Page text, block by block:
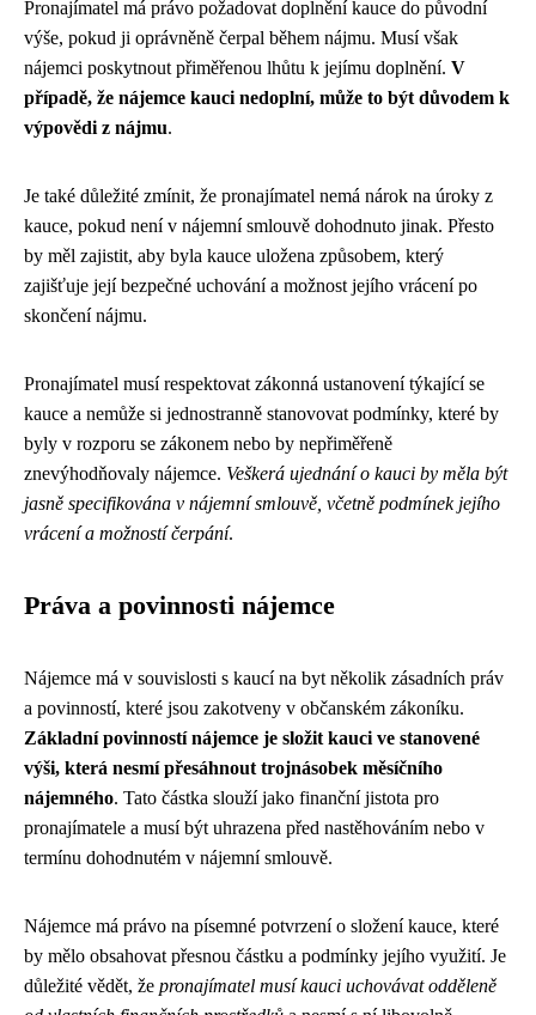
Pronajímatel má právo požadovat doplnění kauce do původní
výše, pokud ji oprávněně čerpal během nájmu. Musí však
nájemci poskytnout přiměřenou lhůtu k jejímu doplnění. V
případě, že nájemce kauci nedoplní, může to být důvodem k
výpovědi z nájmu.
Je také důležité zmínit, že pronajímatel nemá nárok na úroky z
kauce, pokud není v nájemní smlouvě dohodnuto jinak. Přesto
by měl zajistit, aby byla kauce uložena způsobem, který
zajišťuje její bezpečné uchování a možnost jejího vrácení po
skončení nájmu.
Pronajímatel musí respektovat zákonná ustanovení týkající se
kauce a nemůže si jednostranně stanovovat podmínky, které by
byly v rozporu se zákonem nebo by nepřiměřeně
znevýhodňovaly nájemce. Veškerá ujednání o kauci by měla být
jasně specifikována v nájemní smlouvě, včetně podmínek jejího
vrácení a možností čerpání.
Práva a povinnosti nájemce
Nájemce má v souvislosti s kaucí na byt několik zásadních práv
a povinností, které jsou zakotveny v občanském zákoníku.
Základní povinností nájemce je složit kauci ve stanovené
výši, která nesmí přesáhnout trojnásobek měsíčního
nájemného. Tato částka slouží jako finanční jistota pro
pronajímatele a musí být uhrazena před nastěhováním nebo v
termínu dohodnutém v nájemní smlouvě.
Nájemce má právo na písemné potvrzení o složení kauce, které
by mělo obsahovat přesnou částku a podmínky jejího využití. Je
důležité vědět, že pronajímatel musí kauci uchovávat odděleně